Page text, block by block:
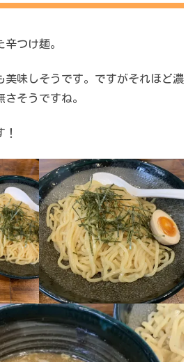
つけ麺。
美味しそうです。ですがそれほど濃
そうですね。